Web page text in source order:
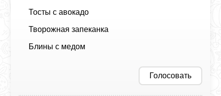
Тосты с авокадо
Творожная запеканка
Блины с медом
Голосовать